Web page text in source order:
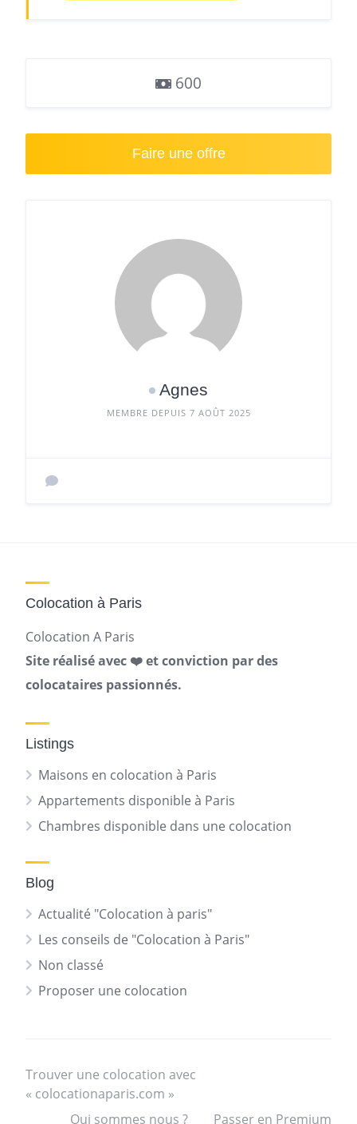
600
Faire une offre
Agnes
MEMBRE DEPUIS 7 AOÛT 2025
Colocation à Paris
Colocation A Paris
Site réalisé avec ❤️ et conviction par des
colocataires passionnés.
Listings
Maisons en colocation à Paris
Appartements disponible à Paris
Chambres disponible dans une colocation
Blog
Actualité "Colocation à paris"
Les conseils de "Colocation à Paris"
Non classé
Proposer une colocation
Trouver une colocation avec
« colocationaparis.com »
Qui sommes nous ?
Passer en Premium